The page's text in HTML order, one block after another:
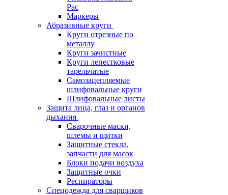
Pac
Маркеры
Абразивные круги
Круги отрезные по
металлу
Круги зачистные
Круги лепестковые
тарельчатые
Самозацепляемые
шлифовальные круги
Шлифовальные листы
Защита лица, глаз и органов
дыхания
Сварочные маски,
шлемы и щитки
Защитные стекла,
запчасти для масок
Блоки подачи воздуха
Защитные очки
Респираторы
Спецодежда для сварщиков